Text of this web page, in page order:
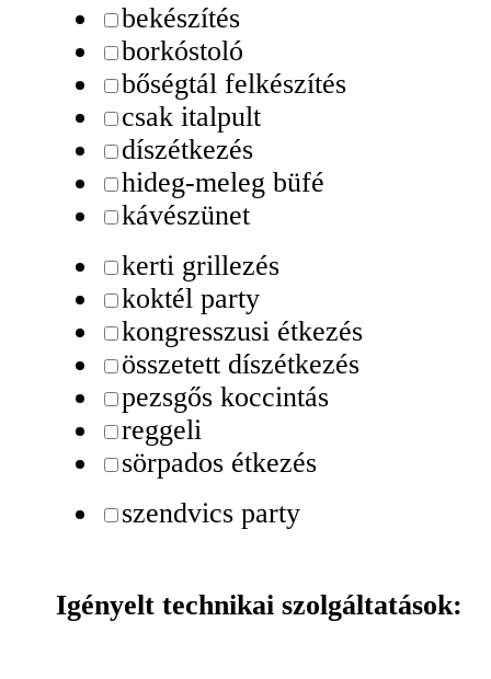
bekészítés
borkóstoló
bőségtál felkészítés
csak italpult
díszétkezés
hideg-meleg büfé
kávészünet
kerti grillezés
koktél party
kongresszusi étkezés
összetett díszétkezés
pezsgős koccintás
reggeli
sörpados étkezés
szendvics party
Igényelt technikai szolgáltatások: